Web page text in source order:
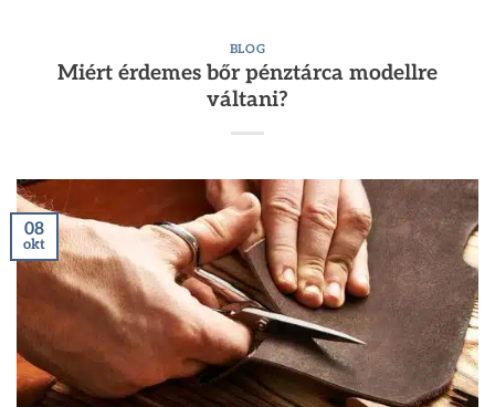
BLOG
Miért érdemes bőr pénztárca modellre
váltani?
08
okt